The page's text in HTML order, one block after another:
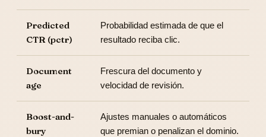
Predicted
CTR (pctr)
Probabilidad estimada de que el
resultado reciba clic.
Document
age
Frescura del documento y
velocidad de revisión.
Boost-and-
bury
Ajustes manuales o automáticos
que premian o penalizan el dominio.